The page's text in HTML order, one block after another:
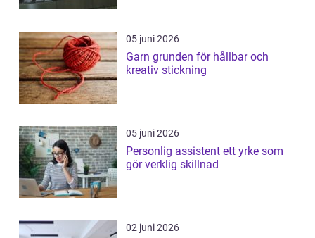
05 juni 2026
Garn grunden för hållbar och
kreativ stickning
05 juni 2026
Personlig assistent ett yrke som
gör verklig skillnad
02 juni 2026